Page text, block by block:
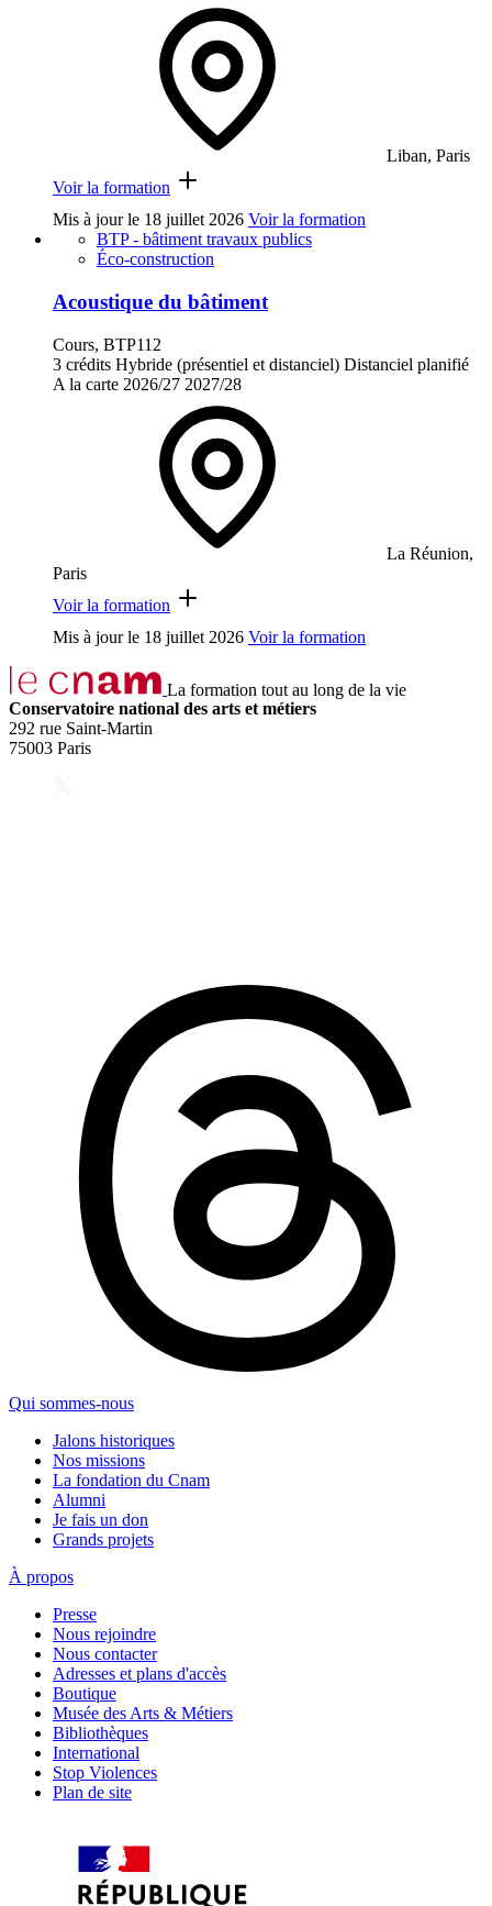
Liban, Paris
Voir la formation
Mis à jour le 18 juillet 2026 Voir la formation
BTP - bâtiment travaux publics
Éco-construction
Acoustique du bâtiment
Cours, BTP112
3 crédits Hybride (présentiel et distanciel) Distanciel planifié
A la carte 2026/27 2027/28
La Réunion,
Paris
Voir la formation
Mis à jour le 18 juillet 2026 Voir la formation
La formation tout au long de la vie
Conservatoire national des arts et métiers
292 rue Saint-Martin
75003 Paris
Qui sommes-nous
Jalons historiques
Nos missions
La fondation du Cnam
Alumni
Je fais un don
Grands projets
À propos
Presse
Nous rejoindre
Nous contacter
Adresses et plans d'accès
Boutique
Musée des Arts & Métiers
Bibliothèques
International
Stop Violences
Plan de site